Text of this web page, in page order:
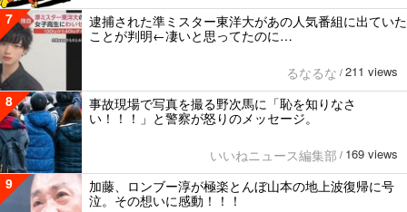
7
逮捕された準ミスター東洋大があの人気番組に出ていた
ことが判明←凄いと思ってたのに…
るなるな / 211 views
8
事故現場で写真を撮る野次馬に「恥を知りなさ
い！！！」と警察が怒りのメッセージ。
いいねニュース編集部 / 169 views
9
加藤、ロンブー淳が極楽とんぼ山本の地上波復帰に号
泣。その想いに感動！！！